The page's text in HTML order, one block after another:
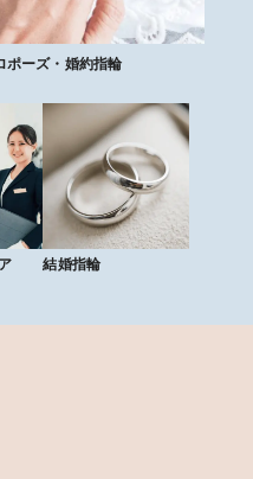
ポーズ・婚約指輪
結婚指輪